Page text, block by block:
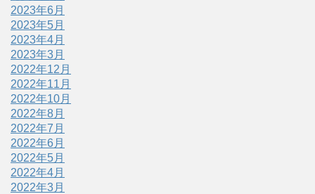
2023年6月
2023年5月
2023年4月
2023年3月
2022年12月
2022年11月
2022年10月
2022年8月
2022年7月
2022年6月
2022年5月
2022年4月
2022年3月